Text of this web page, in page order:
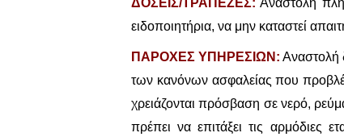
ΔΟΣΕΙΣ/ΤΡΑΠΕΖΕΣ: Αναστολή
ειδοποιητήρια, να μην καταστεί
ΠΑΡΟΧΕΣ ΥΠΗΡΕΣΙΩΝ: Αναστολή
των κανόνων ασφαλείας που
χρειάζονται πρόσβαση σε νερό,
πρέπει να επιτάξει τις αρμόδιες